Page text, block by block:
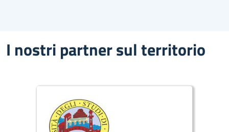
I nostri partner sul territorio